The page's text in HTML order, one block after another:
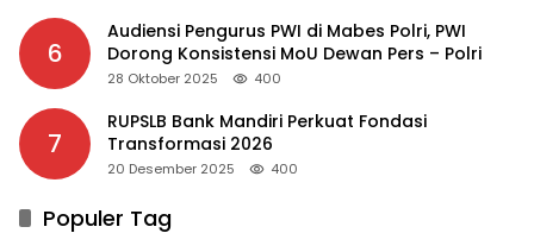
6
Audiensi Pengurus PWI di Mabes Polri, PWI
Dorong Konsistensi MoU Dewan Pers – Polri
28 Oktober 2025 400
7
RUPSLB Bank Mandiri Perkuat Fondasi
Transformasi 2026
20 Desember 2025 400
Populer Tag